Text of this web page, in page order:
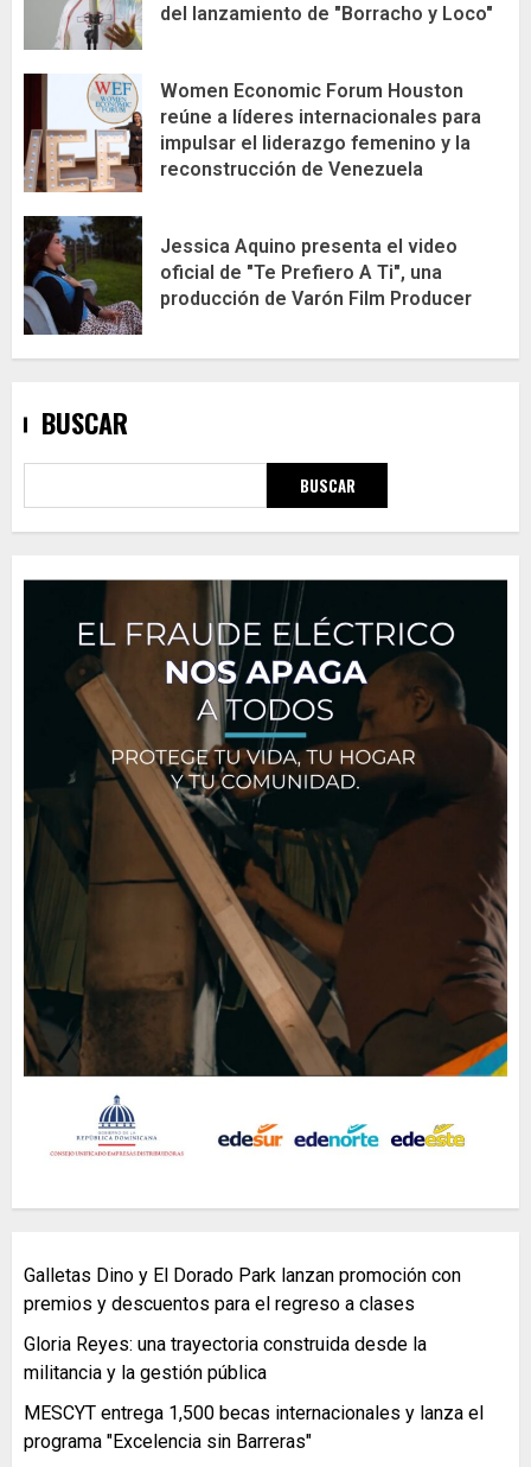
del lanzamiento de "Borracho y Loco"
Women Economic Forum Houston
reúne a líderes internacionales para
impulsar el liderazgo femenino y la
reconstrucción de Venezuela
Jessica Aquino presenta el video
oficial de "Te Prefiero A Ti", una
producción de Varón Film Producer
BUSCAR
BUSCAR
Galletas Dino y El Dorado Park lanzan promoción con
premios y descuentos para el regreso a clases
Gloria Reyes: una trayectoria construida desde la
militancia y la gestión pública
MESCYT entrega 1,500 becas internacionales y lanza el
programa "Excelencia sin Barreras"